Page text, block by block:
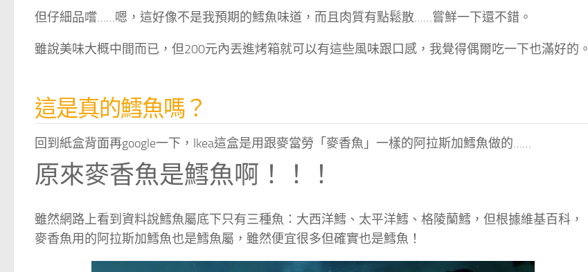
但仔細品嚐……嗯，這好像不是我預期的鱈魚味道，而且肉質有點鬆散……嘗鮮一下還不錯。
雖說美味大概中間而已，但200元內丟進烤箱就可以有這些風味跟口感，我覺得偶爾吃一下也滿好的。
這是真的鱈魚嗎？
回到紙盒背面再google一下，Ikea這盒是用跟麥當勞「麥香魚」一樣的阿拉斯加鱈魚做的……
原來麥香魚是鱈魚啊！！！
雖然網路上看到資料說鱈魚屬底下只有三種魚：大西洋鱈、太平洋鱈、格陵蘭鱈，但根據維基百科，
麥香魚用的阿拉斯加鱈魚也是鱈魚屬，雖然便宜很多但確實也是鱈魚！